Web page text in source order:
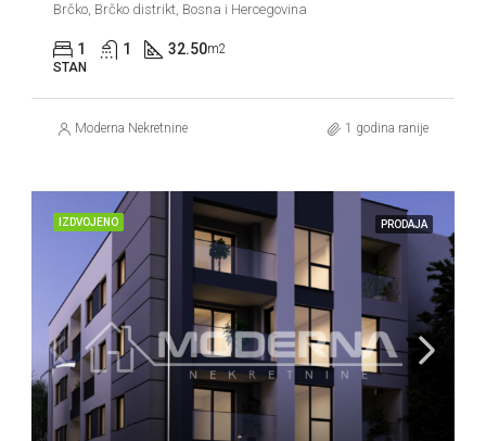
Brčko, Brčko distrikt, Bosna i Hercegovina
1 1 32.50m2
STAN
Moderna Nekretnine 1 godina ranije
IZDVOJENO PRODAJA